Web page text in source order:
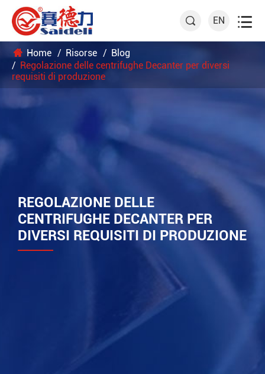
 EN 
Home Risorse
Blog
Regolazione delle centrifughe Decanter per diversi
requisiti di produzione
REGOLAZIONE DELLE
CENTRIFUGHE DECANTER PER
DIVERSI REQUISITI DI PRODUZIONE